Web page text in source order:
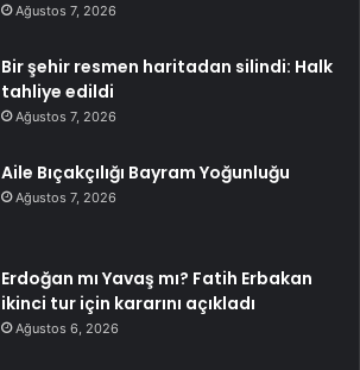
Ağustos 7, 2026
Bir şehir resmen haritadan silindi: Halk
tahliye edildi
Ağustos 7, 2026
Aile Bıçakçılığı Bayram Yoğunluğu
Ağustos 7, 2026
Erdoğan mı Yavaş mı? Fatih Erbakan
ikinci tur için kararını açıkladı
Ağustos 6, 2026